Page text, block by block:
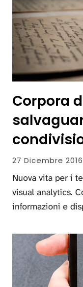
Corpora
27 Dicembre
Nuova vita per i
visual analytics.
informazioni e